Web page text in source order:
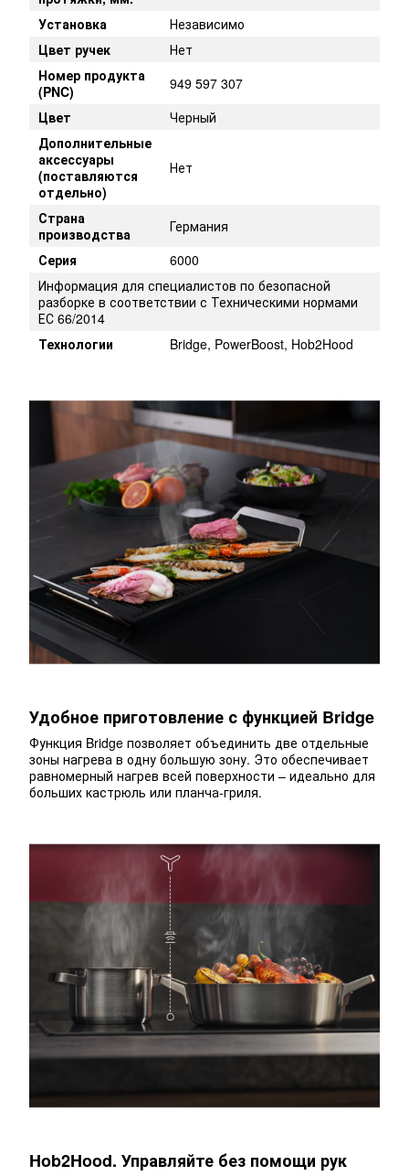
Установка
Независимо
Цвет ручек
Нет
Номер продукта
(PNC)
949 597 307
Цвет
Черный
Дополнительные
аксессуары
(поставляются
отдельно)
Нет
Страна
производства
Германия
Серия
6000
Информация для специалистов по безопасной
разборке в соответствии с Техническими нормами
ЕС 66/2014
Технологии
Bridge, PowerBoost, Hob2Hood
Удобное приготовление с функцией Bridge
Функция Bridge позволяет объединить две отдельные
зоны нагрева в одну большую зону. Это обеспечивает
равномерный нагрев всей поверхности – идеально для
больших кастрюль или планча-гриля.
Hob2Hood. Управляйте без помощи рук